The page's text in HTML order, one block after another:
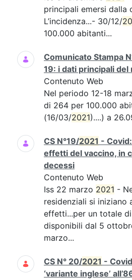
principali emersi dalla
L’incidenza...- 30/12/
100.000 abitanti...
Comunicato Stampa
19: i dati principali
Contenuto Web
Nel periodo 12-18
di 264 per 100.000
(16/03/2021)....) a
CS N°19/2021 -
effetti del vaccino, in
decessi
Contenuto Web
Iss 22 marzo 2021 -
residenziali si iniziano
effetti...per un totale
disponibili dal 5
marzo...
CS N° 20/2021 -
‘variante inglese’